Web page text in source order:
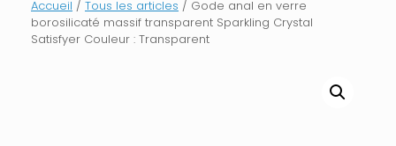
Accueil / Tous les articles / Gode anal en verre
borosilicaté massif transparent Sparkling Crystal
Satisfyer Couleur : Transparent